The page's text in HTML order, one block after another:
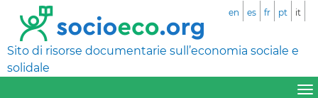
Sito di risorse documentarie sull’economia sociale e
solidale
en es fr pt it